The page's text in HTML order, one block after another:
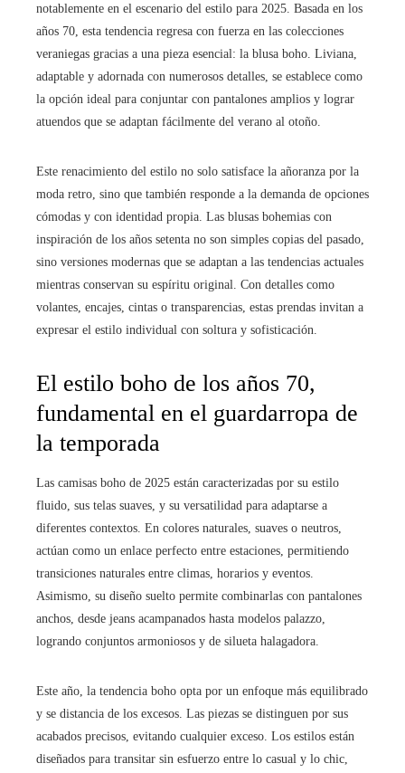
notablemente en el escenario del estilo para 2025. Basada en los
años 70, esta tendencia regresa con fuerza en las colecciones
veraniegas gracias a una pieza esencial: la blusa boho. Liviana,
adaptable y adornada con numerosos detalles, se establece como
la opción ideal para conjuntar con pantalones amplios y lograr
atuendos que se adaptan fácilmente del verano al otoño.
Este renacimiento del estilo no solo satisface la añoranza por la
moda retro, sino que también responde a la demanda de opciones
cómodas y con identidad propia. Las blusas bohemias con
inspiración de los años setenta no son simples copias del pasado,
sino versiones modernas que se adaptan a las tendencias actuales
mientras conservan su espíritu original. Con detalles como
volantes, encajes, cintas o transparencias, estas prendas invitan a
expresar el estilo individual con soltura y sofisticación.
El estilo boho de los años 70,
fundamental en el guardarropa de
la temporada
Las camisas boho de 2025 están caracterizadas por su estilo
fluido, sus telas suaves, y su versatilidad para adaptarse a
diferentes contextos. En colores naturales, suaves o neutros,
actúan como un enlace perfecto entre estaciones, permitiendo
transiciones naturales entre climas, horarios y eventos.
Asimismo, su diseño suelto permite combinarlas con pantalones
anchos, desde jeans acampanados hasta modelos palazzo,
logrando conjuntos armoniosos y de silueta halagadora.
Este año, la tendencia boho opta por un enfoque más equilibrado
y se distancia de los excesos. Las piezas se distinguen por sus
acabados precisos, evitando cualquier exceso. Los estilos están
diseñados para transitar sin esfuerzo entre lo casual y lo chic,